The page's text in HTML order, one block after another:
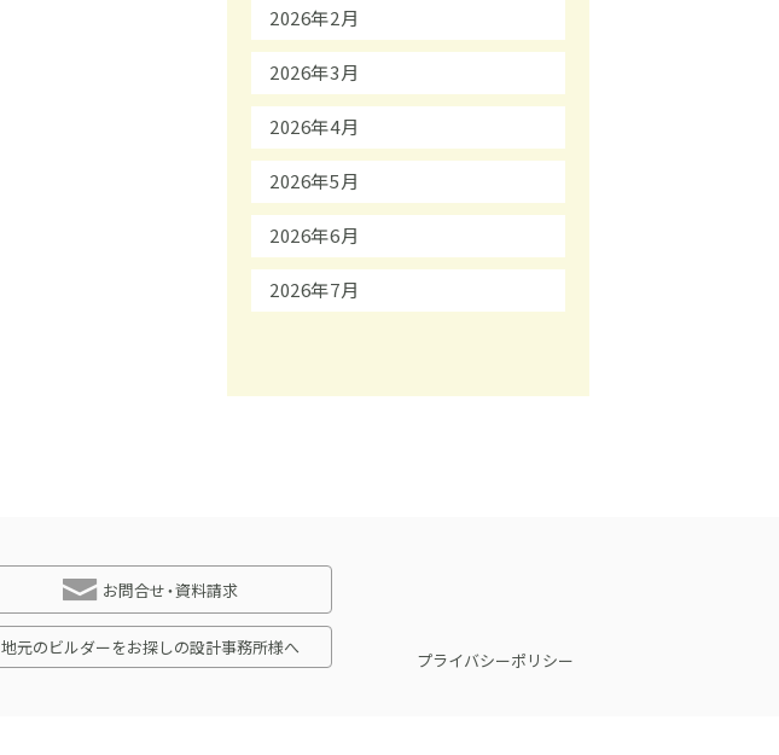
2026年2月
2026年3月
2026年4月
2026年5月
2026年6月
2026年7月
お問合せ・資料請求
地元のビルダーをお探しの設計事務所様へ
プライバシーポリシー